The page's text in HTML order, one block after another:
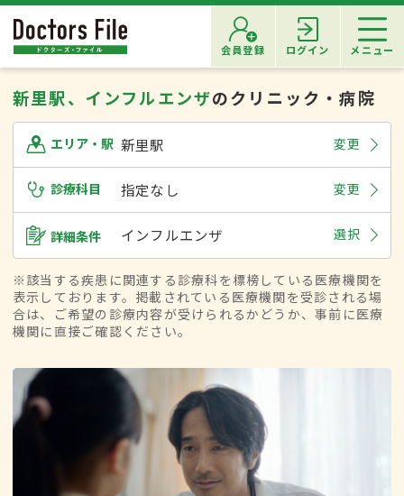
会員登録 ログイン メニュー
新里駅、インフルエンザのクリニック・病院
エリア・駅 新里駅 変更
診療科目 指定なし 変更
詳細条件 インフルエンザ 選択
※該当する疾患に関連する診療科を標榜している医療機関を
表示しております。掲載されている医療機関を受診される場
合は、ご希望の診療内容が受けられるかどうか、事前に医療
機関に直接ご確認ください。